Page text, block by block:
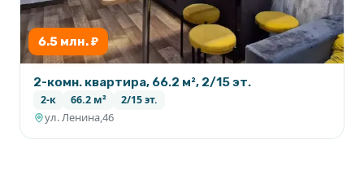
6.5 млн. ₽
2-комн. квартира, 66.2 м², 2/15 эт.
2-к 66.2 м² 2/15 эт.
ул. Ленина,46